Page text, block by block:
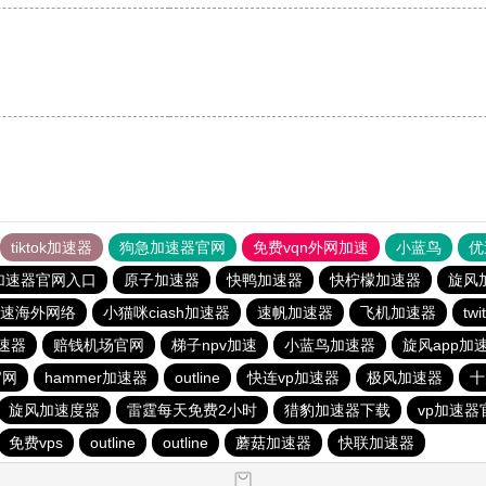
tiktok加速器 狗急加速器官网 免费vqn外网加速 小蓝鸟
速器官网入口
原子加速器 快鸭加速器 快柠檬加速器
旋风
海外网络
小猫咪ciash加速器 速帆加速器 飞机加速器
器
赔钱机场官网 梯子npv加速 小蓝鸟加速器
旋风app加
hammer加速器 outline 快连vp加速器 极风加速器
旋风加速度器
雷霆每天免费2小时 猎豹加速器下载
vp加速器
免费vps
outline outline 蘑菇加速器 快联加速器